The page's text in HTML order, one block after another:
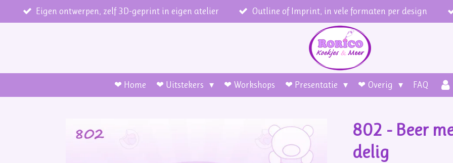
direct
Eigen ontwerpen, zelf 3D-geprint in eigen atelier Outline of Imprint, in vele formaten per design
❤ Home ❤ Uitstekers ❤ Workshops ❤ Presentatie ❤ Overig FAQ
802 - Beer
delig